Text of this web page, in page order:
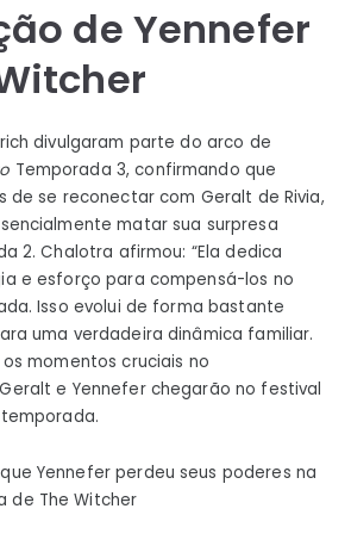
de Yennefer
divulgaram parte do arco de
Temporada 3, confirmando que
de se reconectar com Geralt de Rivia,
matar sua surpresa
2. Chalotra afirmou: “Ela dedica
e esforço para compensá-los no
Isso evolui de forma bastante
uma verdadeira dinâmica familiar.
momentos cruciais no
e Yennefer chegarão no festival
que Yennefer perdeu seus poderes na
de The Witcher